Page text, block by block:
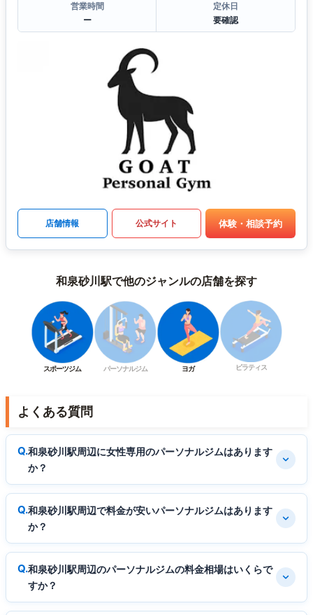
営業時間
ー
定休日
要確認
店舗情報 公式サイト 体験・相談予約
和泉砂川駅で他のジャンルの店舗を探す
スポーツジム パーソナルジム ヨガ ピラティス
よくある質問
和泉砂川駅周辺に女性専用のパーソナルジムはあります
か？
和泉砂川駅周辺で料金が安いパーソナルジムはあります
か？
和泉砂川駅周辺のパーソナルジムの料金相場はいくらで
すか？